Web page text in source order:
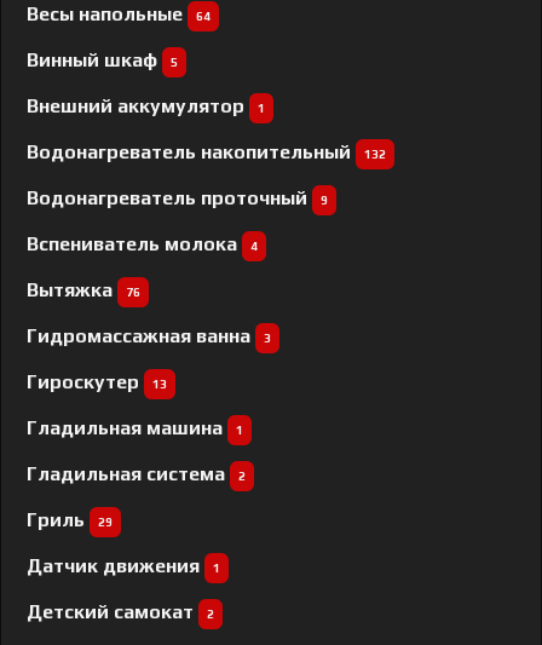
Весы напольные 64
Винный шкаф 5
Внешний аккумулятор 1
Водонагреватель накопительный 132
Водонагреватель проточный 9
Вспениватель молока 4
Вытяжка 76
Гидромассажная ванна 3
Гироскутер 13
Гладильная машина 1
Гладильная система 2
Гриль 29
Датчик движения 1
Детский самокат 2